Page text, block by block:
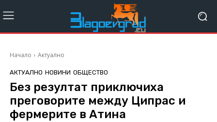
Начало Актуално
АКТУАЛНО НОВИНИ ОБЩЕСТВО
Без резултат приключиха
преговорите между Ципрас и
фермерите в Атина